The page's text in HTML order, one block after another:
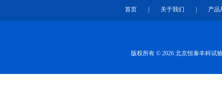
首页 关于我们 产品
版权所有 © 2026 北京恒泰丰科试